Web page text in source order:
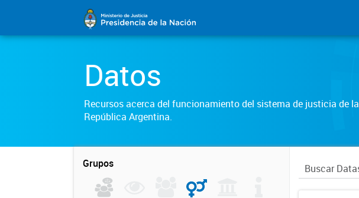
Datos
Recursos acerca del funcionamiento del sistema de justicia de la
República Argentina.
Grupos